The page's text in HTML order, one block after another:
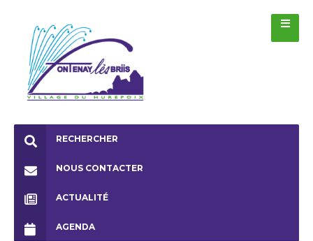
RECHERCHER
NOUS CONTACTER
ACTUALITÉ
AGENDA